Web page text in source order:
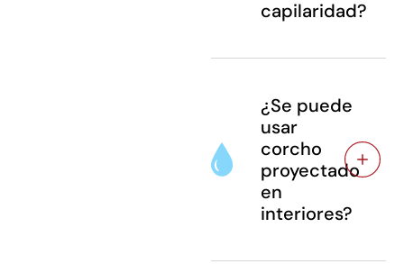
capilaridad?
¿Se puede
usar
corcho
proyectado
en
interiores?